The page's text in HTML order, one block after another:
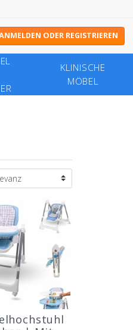
ODER REGISTRIEREN
KLINISCHE
MÖBEL